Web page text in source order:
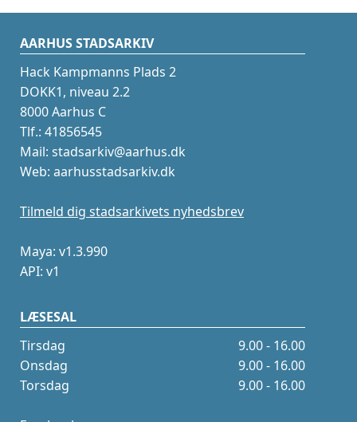
AARHUS STADSARKIV
Hack Kampmanns Plads 2
DOKK1, niveau 2.2
8000 Aarhus C
Tlf.: 41856545
Mail: stadsarkiv@aarhus.dk
Web: aarhusstadsarkiv.dk
Tilmeld dig stadsarkivets nyhedsbrev
Maya: v1.3.990
API: v1
LÆSESAL
Tirsdag
9.00 - 16.00
Onsdag
9.00 - 16.00
Torsdag
9.00 - 16.00